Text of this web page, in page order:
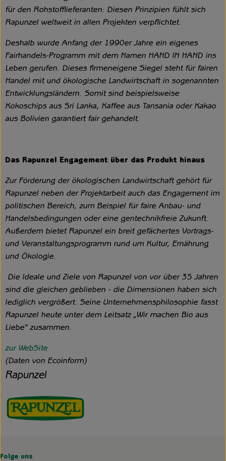
für den Rohstofflieferanten: Diesen Prinzipien fühlt sich
Rapunzel weltweit in allen Projekten verpflichtet.
Deshalb wurde Anfang der 1990er Jahre ein eigenes
Fairhandels-Programm mit dem Namen HAND IN HAND ins
Leben gerufen. Dieses firmeneigene Siegel steht für fairen
Handel mit und ökologische Landwirtschaft in sogenannten
Entwicklungsländern. Somit sind beispielsweise
Kokoschips aus Sri Lanka, Kaffee aus Tansania oder Kakao
aus Bolivien garantiert fair gehandelt.
Das Rapunzel Engagement über das Produkt hinaus
Zur Förderung der ökologischen Landwirtschaft gehört für
Rapunzel neben der Projektarbeit auch das Engagement im
politischen Bereich, zum Beispiel für faire Anbau- und
Handelsbedingungen oder eine gentechnikfreie Zukunft.
Außerdem bietet Rapunzel ein breit gefächertes Vortrags-
und Veranstaltungsprogramm rund um Kultur, Ernährung
und Ökologie.
Die Ideale und Ziele von Rapunzel von vor über 35 Jahren
sind die gleichen geblieben - die Dimensionen haben sich
lediglich vergrößert. Seine Unternehmensphilosophie fasst
Rapunzel heute unter dem Leitsatz „Wir machen Bio aus
Liebe“ zusammen.
zur WebSite
(Daten von Ecoinform)
Rapunzel
Folge uns